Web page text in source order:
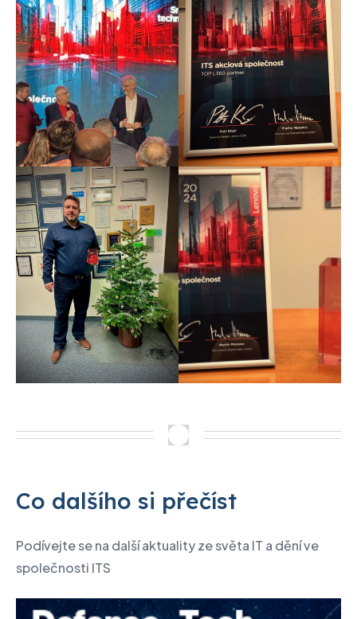
Co dalšího si přečíst
Podívejte se na další aktuality ze světa IT a dění ve
společnosti ITS